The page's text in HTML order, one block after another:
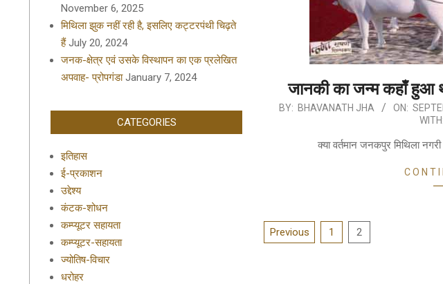
जानकी का जन्म कहाँ हुआ
2019-
BY: BHAVANATH JHA ON:
WITH:
क्या वर्तमान जनकपुर मिथिला
Posts
Previous 1 2
November 6, 2025
मिथिला झुक नहीं रही है, इसलिए कट्टरपंथी चिढ़ते
हैं July 20, 2024
जनक-क्षेत्र एवं उसके विस्थापन का एक प्रलेखित
अपवाह- प्रोपगंडा January 7, 2024
CATEGORIES
इतिहास
ई-प्रकाशन
उद्देश्य
कंटक-शोधन
कम्प्यूटर सहायता
कम्प्यूटर-सहायता
ज्योतिष-विचार
धरोहर